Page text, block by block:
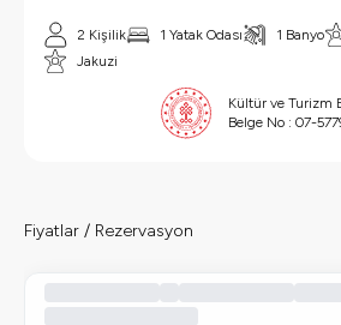
2 Kişilik 1 Yatak Odası 1 Banyo
Jakuzi
Kültür ve Turizm
Belge No : 07-
Fiyatlar / Rezervasyon